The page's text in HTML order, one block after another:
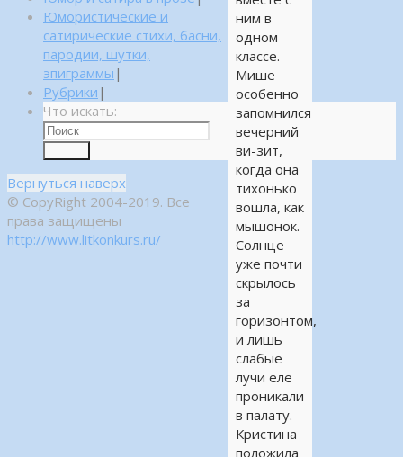
ним в
одном
классе.
Мише
особенно
запомнился
вечерний
ви-зит,
когда она
тихонько
вошла, как
мышонок.
Солнце
уже почти
скрылось
за
горизонтом,
и лишь
слабые
лучи еле
проникали
в палату.
Кристина
положила
Юмористические и
сатирические стихи, басни,
пародии, шутки,
эпиграммы |
Рубрики |
Что искать:
Вернуться наверх
© CopyRight 2004-2019. Все
права защищены
http://www.litkonkurs.ru/